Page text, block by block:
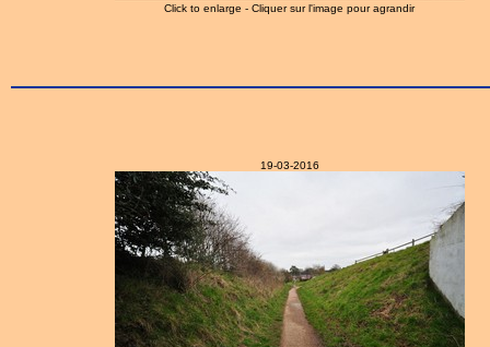
Click to enlarge - Cliquer sur l'image pour agrandir
19-03-2016